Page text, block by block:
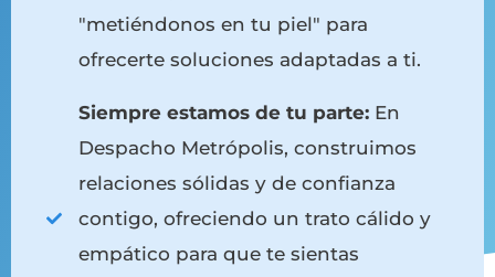
"metiéndonos en tu piel" para
ofrecerte soluciones adaptadas a ti.
Siempre estamos de tu parte:En
Despacho Metrópolis, construimos
relaciones sólidas y de confianza
contigo, ofreciendo un trato cálido y
empático para que te sientas